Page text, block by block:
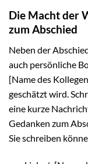
Die Macht der
zum Abschied
Neben der
auch persönliche
[Name des
geschätzt wird.
eine kurze
Gedanken zum
Sie schreiben